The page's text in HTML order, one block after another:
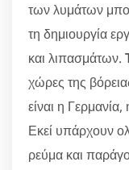
των λυμάτων
τη δημιουργία
και λιπασμάτων.
χώρες της
είναι η
Εκεί υπάρχουν
ρεύμα και